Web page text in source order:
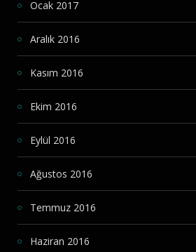
Ocak 2017
Aralık 2016
Kasım 2016
Ekim 2016
Eylül 2016
Ağustos 2016
Temmuz 2016
Haziran 2016